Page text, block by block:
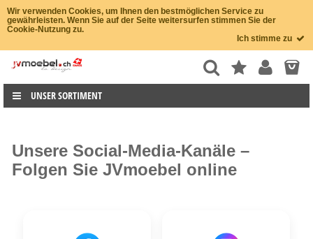
Wir verwenden Cookies, um Ihnen den bestmöglichen Service zu
gewährleisten. Wenn Sie auf der Seite weitersurfen stimmen Sie der
Cookie-Nutzung zu.
Ich stimme zu
UNSER SORTIMENT
Unsere Social-Media-Kanäle –
Folgen Sie JVmoebel online